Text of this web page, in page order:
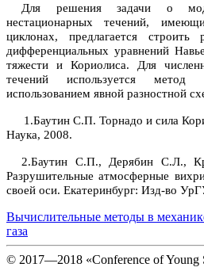
Для решения задачи о
нестационарных течений,
циклонах, предлагается
дифференциальных уравнений
тяжести и Кориолиса. Для
течений используется
использованием явной разностной
1.Баутин С.П. Торнадо и сила
Наука, 2008.
2.Баутин С.П., Дерябин С.Л.,
Разрушительные атмосферные
своей оси. Екатеринбург: Изд-во
Вычислительные методы в
газа
© 2017—2018 «Conference of Young